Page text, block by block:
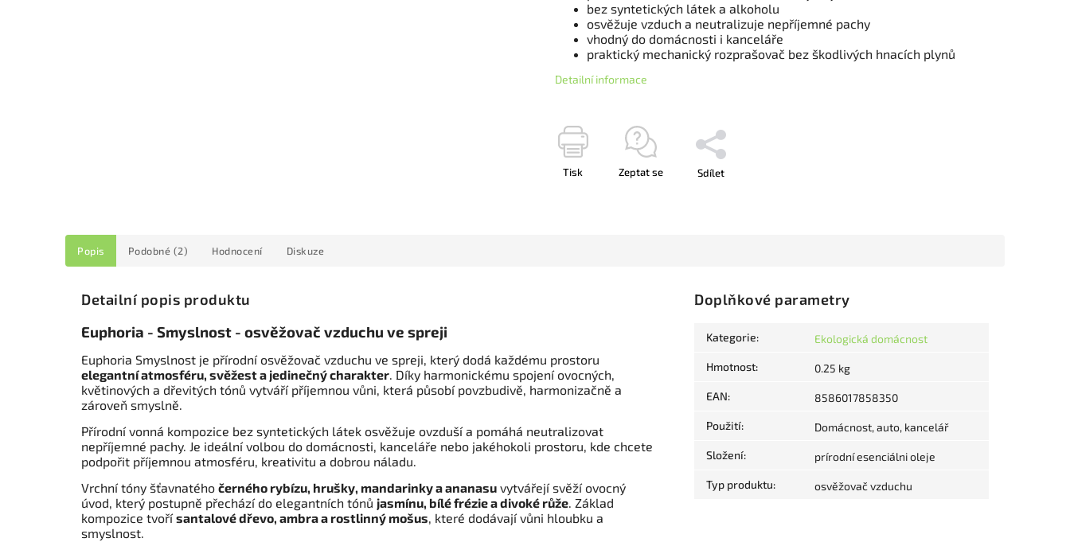
bez syntetických látek a alkoholu
osvěžuje vzduch a neutralizuje nepříjemné pachy
vhodný do domácnosti i kanceláře
praktický mechanický rozprašovač bez škodlivých hnacích plynů
Detailní informace
Tisk Zeptat se Sdílet
Popis Podobné (2) Hodnocení Diskuze
Detailní popis produktu
Euphoria - Smyslnost - osvěžovač vzduchu ve spreji
Euphoria Smyslnost je přírodní osvěžovač vzduchu ve spreji, který dodá každému prostoru
elegantní atmosféru, svěžest a jedinečný charakter. Díky harmonickému spojení ovocných,
květinových a dřevitých tónů vytváří příjemnou vůni, která působí povzbudivě, harmonizačně a
zároveň smyslně.
Přírodní vonná kompozice bez syntetických látek osvěžuje ovzduší a pomáhá neutralizovat
nepříjemné pachy. Je ideální volbou do domácnosti, kanceláře nebo jakéhokoli prostoru, kde chcete
podpořit příjemnou atmosféru, kreativitu a dobrou náladu.
Vrchní tóny šťavnatého černého rybízu, hrušky, mandarinky a ananasu vytvářejí svěží ovocný
úvod, který postupně přechází do elegantních tónů jasmínu, bílé frézie a divoké růže. Základ
kompozice tvořísantalové dřevo, ambra a rostlinný mošus, které dodávají vůni hloubku a
smyslnost.
Doplňkové parametry
Kategorie: Ekologická domácnost
Hmotnost: 0.25 kg
EAN: 8586017858350
Použití: Domácnost, auto, kancelář
Složení: prírodní esenciálni oleje
Typ produktu: osvěžovač vzduchu